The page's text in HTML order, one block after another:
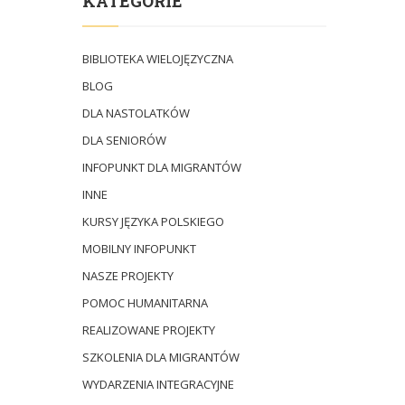
BIBLIOTEKA WIELOJĘZYCZNA
BLOG
DLA NASTOLATKÓW
DLA SENIORÓW
INFOPUNKT DLA MIGRANTÓW
INNE
KURSY JĘZYKA POLSKIEGO
MOBILNY INFOPUNKT
NASZE PROJEKTY
POMOC HUMANITARNA
REALIZOWANE PROJEKTY
SZKOLENIA DLA MIGRANTÓW
WYDARZENIA INTEGRACYJNE